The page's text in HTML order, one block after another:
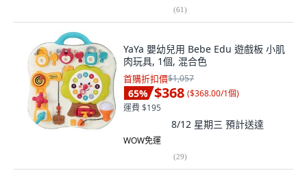
(61)
YaYa 嬰幼兒用 Bebe Edu 遊戲板 小肌
肉玩具, 1個, 混合色
首購折扣價$1,057
65% $368 ($368.00/1個)
運費 $195
8/12 星期三 預計送達
WOW免運
(29)